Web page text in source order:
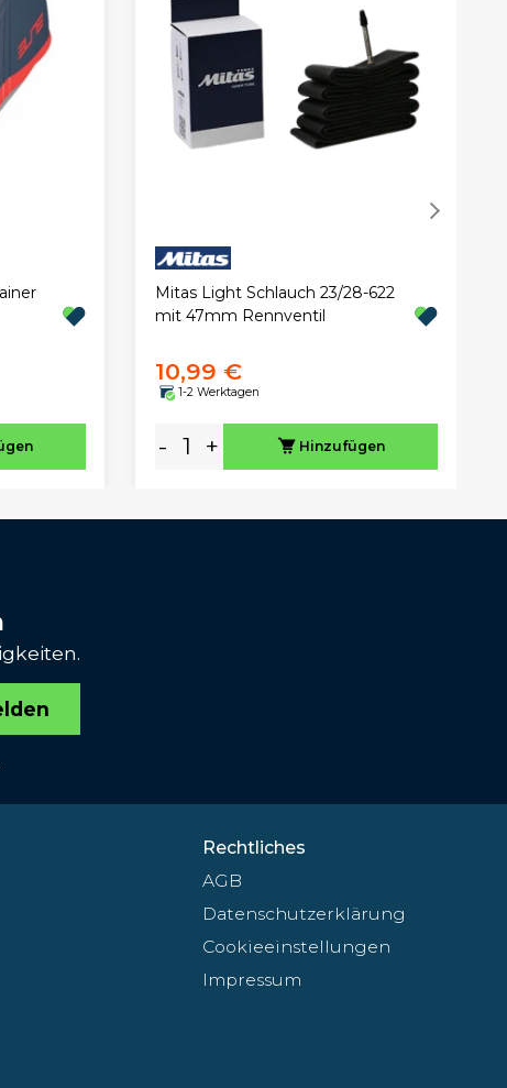
Mitas Light Schlauch 23/28-622
mit 47mm Rennventil
10,99 €
1-2 Werktagen
- + Hinzufügen
Rechtliches
AGB
Datenschutzerklärung
Cookieeinstellungen
Impressum